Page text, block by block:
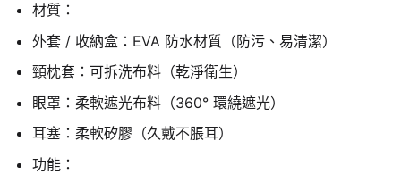
材質：
外套 / 收納盒：EVA 防水材質（防污、易清潔）
頸枕套：可拆洗布料（乾淨衛生）
眼罩：柔軟遮光布料（360° 環繞遮光）
耳塞：柔軟矽膠（久戴不脹耳）
功能：